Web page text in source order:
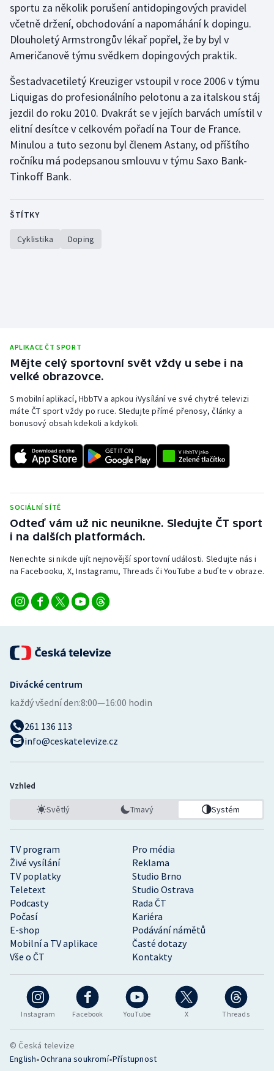
Triatlon
Veslování
Volejbal
Ostatní
sportu za několik porušení antidopingových pravidel
včetně držení, obchodování a napomáhání k dopingu.
Dlouholetý Armstrongův lékař popřel, že by byl v
Američanově týmu svědkem dopingových praktik.
Šestadvacetiletý Kreuziger vstoupil v roce 2006 v týmu
Liquigas do profesionálního pelotonu a za italskou stáj
jezdil do roku 2010. Dvakrát se v jejích barvách umístil v
elitní desítce v celkovém pořadí na Tour de France.
Minulou a tuto sezonu byl členem Astany, od příštího
ročníku má podepsanou smlouvu v týmu Saxo Bank-
Tinkoff Bank.
ŠTÍTKY
Cyklistika Doping
APLIKACE ČT SPORT
Mějte celý sportovní svět vždy u sebe i na
velké obrazovce.
S mobilní aplikací, HbbTV a apkou iVysílání ve své chytré televizi
máte ČT sport vždy po ruce. Sledujte přímé přenosy, články a
bonusový obsah kdekoli a kdykoli.
SOCIÁLNÍ SÍTĚ
Odteď vám už nic neunikne. Sledujte ČT sport
i na dalších platformách.
Nenechte si nikde ujít nejnovější sportovní události. Sledujte nás i
na Facebooku, X, Instagramu, Threads či YouTube a buďte v obraze.
Instagram Facebook YouTube X Threads
TV program
Pro média
Živé vysílání
Reklama
TV poplatky
Studio Brno
Teletext
Studio Ostrava
Podcasty
Rada ČT
Počasí
Kariéra
E-shop
Podávání námětů
Mobilní a TV aplikace
Časté dotazy
Vše o ČT
Kontakty
Divácké centrum
každý všední den:8:00—16:00 hodin
261 136 113
info@ceskatelevize.cz
Vzhled
Světlý Tmavý Systém
© Česká televize
English•Ochrana soukromí•Přístupnost